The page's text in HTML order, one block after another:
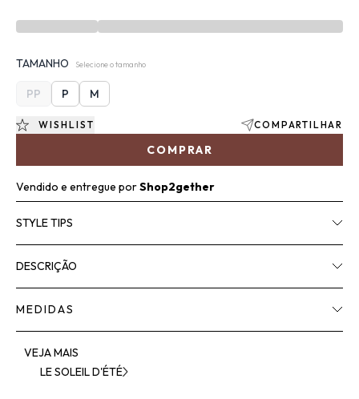
TAMANHO Selecione o tamanho
PP P M
COMPRAR
WISHLIST COMPARTILHAR
Vendido e entregue porShop2gether
STYLE TIPS
DESCRIÇÃO
MEDIDAS
VEJA MAIS
LE SOLEIL D'ÉTÉ